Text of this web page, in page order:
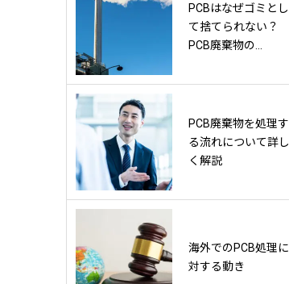
PCBはなぜゴミとし
て捨てられない？
PCB廃棄物の...
PCB廃棄物を処理す
る流れについて詳し
く解説
海外でのPCB処理に
対する動き